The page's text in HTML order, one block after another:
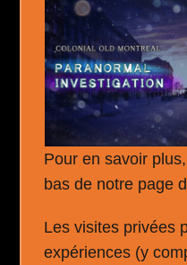
Pour en savoir
bas de notre page
Les visites privées
expériences (y